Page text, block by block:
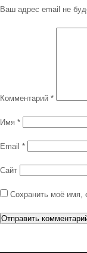
Ваш адрес email не
Комментарий *
Имя *
Email *
Сайт
Сохранить моё имя,